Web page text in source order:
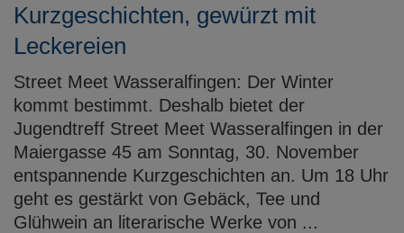
Kurzgeschichten, gewürzt mit
Leckereien
Street Meet Wasseralfingen: Der Winter
kommt bestimmt. Deshalb bietet der
Jugendtreff Street Meet Wasseralfingen in der
Maiergasse 45 am Sonntag, 30. November
entspannende Kurzgeschichten an. Um 18 Uhr
geht es gestärkt von Gebäck, Tee und
Glühwein an literarische Werke von ...